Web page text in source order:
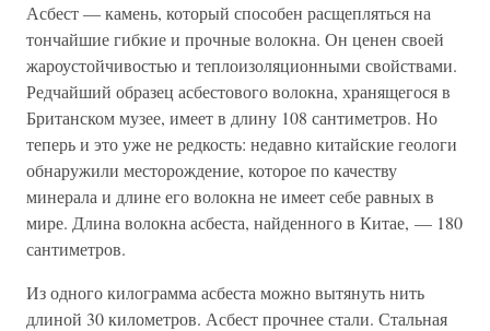
Асбест — камень, который способен расщепляться на
тончайшие гибкие и прочные волокна. Он ценен своей
жароустойчивостью и теплоизоляционными свойствами.
Редчайший образец асбестового волокна, хранящегося в
Британском музее, имеет в длину 108 сантиметров. Но
теперь и это уже не редкость: недавно китайские геологи
обнаружили месторождение, которое по качеству
минерала и длине его волокна не имеет себе равных в
мире. Длина волокна асбеста, найденного в Китае, — 180
сантиметров.
Из одного килограмма асбеста можно вытянуть нить
длиной 30 километров. Асбест прочнее стали. Стальная